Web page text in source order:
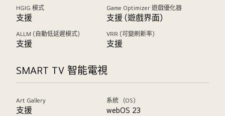
HGIG 模式
支援
Game Optimizer 遊戲優化器
支援 (遊戲界面)
ALLM (自動低延遲模式)
支援
VRR (可變刷新率)
支援
SMART TV 智能電視
Art Gallery
支援
系統 （OS）
webOS 23